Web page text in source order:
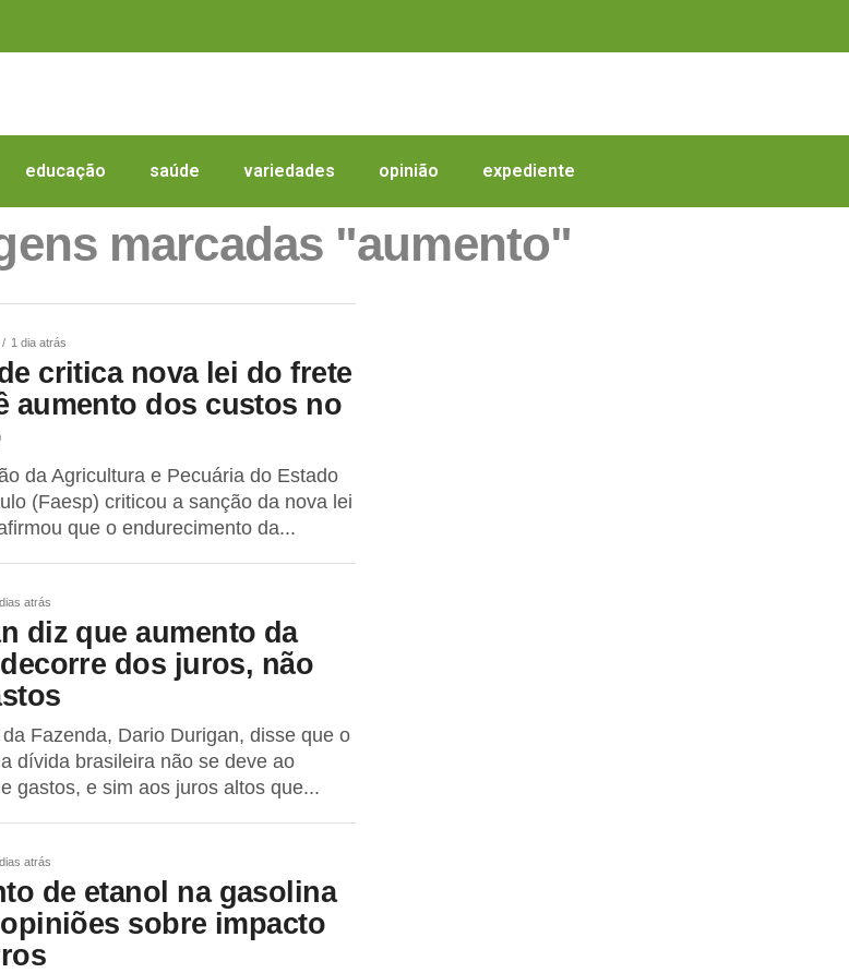
educação saúde variedades opinião expediente
marcadas "aumento"
1 dia atrás
critica nova lei do frete
aumento dos custos no
da Agricultura e Pecuária do Estado
(Faesp) criticou a sanção da nova lei
que o endurecimento da...
atrás
diz que aumento da
dos juros, não
Fazenda, Dario Durigan, disse que o
dívida brasileira não se deve ao
gastos, e sim aos juros altos que...
atrás
de etanol na gasolina
sobre impacto